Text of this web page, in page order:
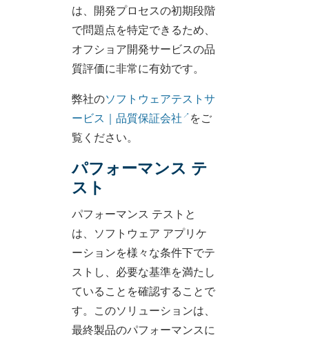
は、開発プロセスの初期段階
で問題点を特定できるため、
オフショア開発サービスの品
質評価に非常に有効です。
弊社のソフトウェアテストサ
ービス｜品質保証会社
をご
覧ください。
パフォーマンス テ
スト
パフォーマンス テストと
は、ソフトウェア アプリケ
ーションを様々な条件下でテ
ストし、必要な基準を満たし
ていることを確認することで
す。このソリューションは、
最終製品のパフォーマンスに